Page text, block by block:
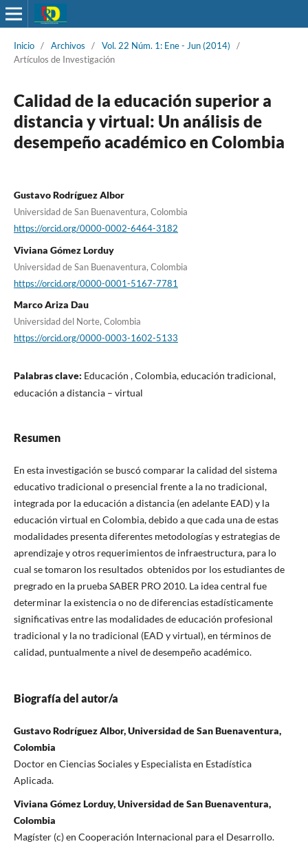
Inicio / Archivos / Vol. 22 Núm. 1: Ene - Jun (2014)
/
Artículos de Investigación
Calidad de la educación superior a
distancia y virtual: Un análisis de
desempeño académico en Colombia
Gustavo Rodríguez Albor
Universidad de San Buenaventura, Colombia
https://orcid.org/0000-0002-6464-3182
Viviana Gómez Lorduy
Universidad de San Buenaventura, Colombia
https://orcid.org/0000-0001-5167-7781
Marco Ariza Dau
Universidad del Norte, Colombia
https://orcid.org/0000-0003-1602-5133
Palabras clave: Educación , Colombia, educación tradicional,
educación a distancia – virtual
Resumen
En esta investigación se buscó comparar la calidad del sistema
educativo tradicional o presencial frente a la no tradicional,
integrada por la educación a distancia (en adelante EAD) y la
educación virtual en Colombia, debido a que cada una de estas
modalidades presenta diferentes metodologías y estrategias de
aprendizaje y otros requerimientos de infraestructura, para lo
cual se tomaron los resultados obtenidos por los estudiantes de
pregrado en la prueba SABER PRO 2010. La idea central fue
determinar la existencia o no de diferencias estadísticamente
significativas entre las modalidades de educación profesional
tradicional y la no tradicional (EAD y virtual), en términos de
calidad, puntualmente a nivel de desempeño académico.
Biografía del autor/a
Gustavo Rodríguez Albor, Universidad de San Buenaventura,
Colombia
Doctor en Ciencias Sociales y Especialista en Estadística
Aplicada.
Viviana Gómez Lorduy, Universidad de San Buenaventura,
Colombia
Magíster (c) en Cooperación Internacional para el Desarrollo.